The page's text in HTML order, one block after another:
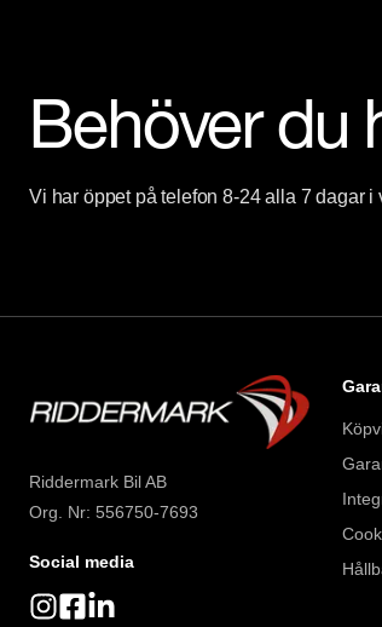
Behöver du
Vi har öppet på telefon 8-24 alla 7 dagar i
Riddermark Bil AB
Org. Nr: 556750-7693
Social media